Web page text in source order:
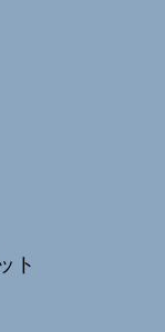
ト